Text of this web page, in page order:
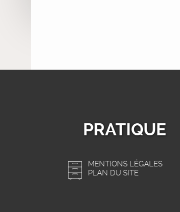
PRATIQUE
MENTIONS LÉGALES
PLAN DU SITE